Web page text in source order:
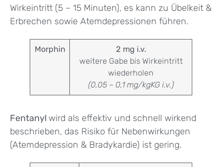
Wirkeintritt (5 – 15 Minuten), es kann zu Übelkeit &
Erbrechen sowie Atemdepressionen führen.
Morphin
2 mg i.v.
weitere Gabe bis Wirkeintritt
wiederholen
(0,05 – 0,1 mg/kgKG i.v.)
Fentanyl wird als effektiv und schnell wirkend
beschrieben, das Risiko für Nebenwirkungen
(Atemdepression & Bradykardie) ist gering.